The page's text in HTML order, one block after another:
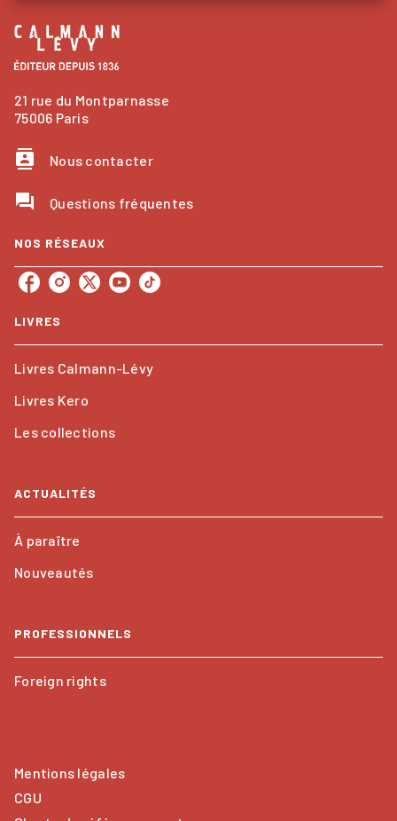
21 rue du Montparnasse
75006 Paris
contacts Nous contacter
question_answer Questions fréquentes
NOS RÉSEAUX
LIVRES
Livres Calmann-Lévy
Livres Kero
Les collections
ACTUALITÉS
À paraître
Nouveautés
PROFESSIONNELS
Foreign rights
Mentions légales
CGU